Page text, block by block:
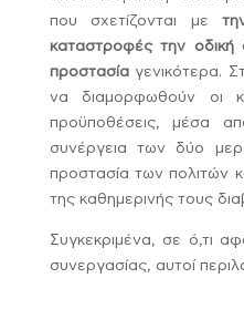
που σχετίζονται με
καταστροφές την οδική
προστασίαγενικότερα.
να διαμορφωθούν οι
προϋποθέσεις, μέσα
συνέργεια των δύο
προστασία των πολιτών
της καθημερινής τους
Συγκεκριμένα, σε ό,τι
συνεργασίας, αυτοί